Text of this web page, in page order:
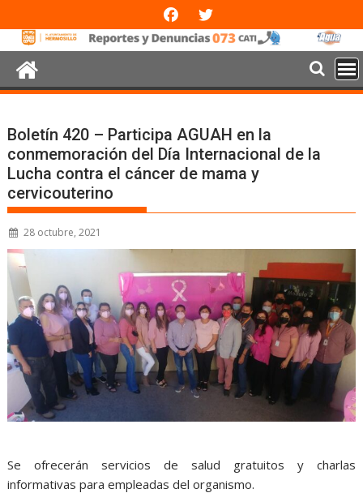
Boletín 420 – Participa AGUAH en la
conmemoración del Día Internacional de la
Lucha contra el cáncer de mama y
cervicouterino
28 octubre, 2021
Se ofrecerán servicios de salud gratuitos y charlas
informativas para empleadas del organismo.